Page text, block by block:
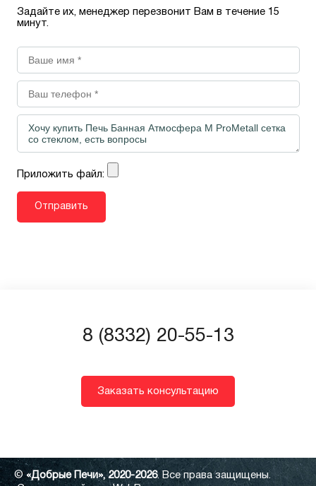
Задайте их, менеджер перезвонит Вам в течение 15
минут.
Приложить файл:
8 (8332) 20-55-13
Заказать консультацию
©«Добрые Печи», 2020-2026. Все права защищены.